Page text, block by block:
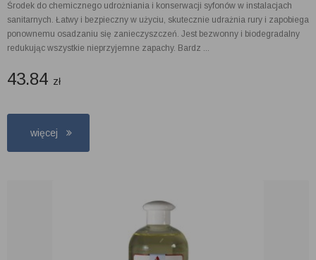
Środek do chemicznego udrożniania i konserwacji syfonów w instalacjach
sanitarnych. Łatwy i bezpieczny w użyciu, skutecznie udrażnia rury i zapobiega
ponownemu osadzaniu się zanieczyszczeń. Jest bezwonny i biodegradalny
redukując wszystkie nieprzyjemne zapachy. Bardz ...
43.84 zł
więcej